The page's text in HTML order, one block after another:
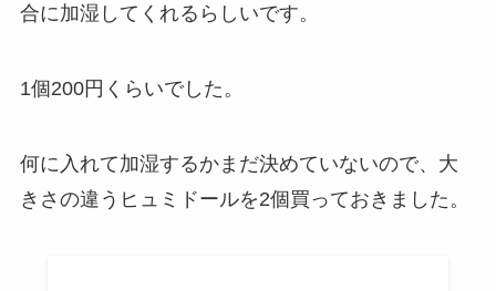
合に加湿してくれるらしいです。
1個200円くらいでした。
何に入れて加湿するかまだ決めていないので、大
きさの違うヒュミドールを2個買っておきました。